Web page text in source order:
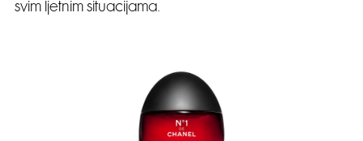
svim ljetnim situacijama.